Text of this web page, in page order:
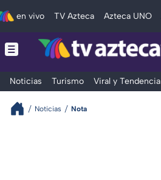
en vivo TV Azteca Azteca UNO
Noticias Turismo Viral y Tendencia
Noticias Nota